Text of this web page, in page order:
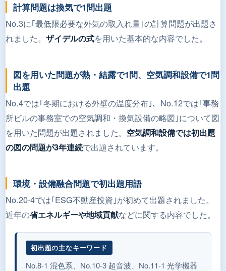
計算問題は換気で1問出題
No.3に｢最低限必要な外気の取入れ量｣の計算問題が出題さ
れました。 ザイデルの式を用いた基本的な内容でした。
図を用いた問題が熱・結露で1問、空気調和設備で1問
出題
No.4では｢冬期における外壁の温度分布｣、No.12では｢事務
所ビルの事務室での空気調和・換気設備の略図｣について図
を用いた問題が出題されました。 空気調和設備では初出題
の図の問題が3年連続で出題されています。
環境・設備融合問題で初出題用語
No.20-4では｢ESG不動産投資｣が初めて出題されました。
近年の省エネルギーや地域貢献などに関する内容でした。
初出題の主なキーワード
No.8-1 混色系、No.10-3 超音波、No.11-1 光学機器